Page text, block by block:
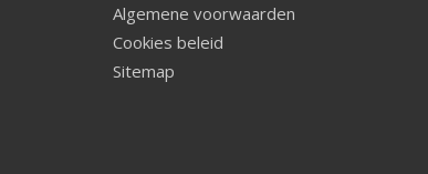
Algemene voorwaarden
Cookies beleid
Sitemap